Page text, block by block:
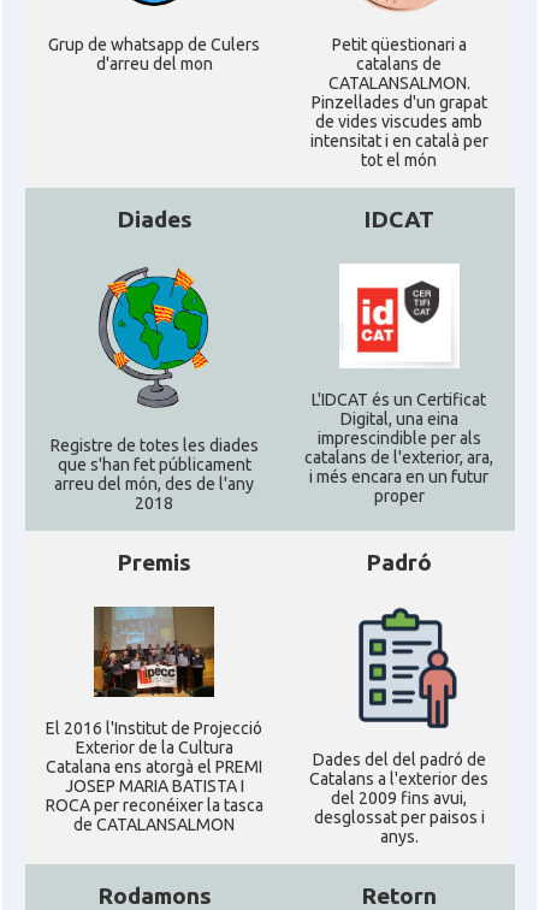
Grup de whatsapp de Culers
d'arreu del mon
Petit qüestionari a
catalans de
CATALANSALMON.
Pinzellades d'un grapat
de vides viscudes amb
intensitat i en català per
tot el món
Diades
Registre de totes les diades
que s'han fet públicament
arreu del món, des de l'any
2018
IDCAT
L'IDCAT és un Certificat
Digital, una eina
imprescindible per als
catalans de l'exterior, ara,
i més encara en un futur
proper
Premis
El 2016 l'Institut de Projecció
Exterior de la Cultura
Catalana ens atorgà el PREMI
JOSEP MARIA BATISTA I
ROCA per reconéixer la tasca
de CATALANSALMON
Padró
Dades del del padró de
Catalans a l'exterior des
del 2009 fins avui,
desglossat per paisos i
anys.
Rodamons Retorn